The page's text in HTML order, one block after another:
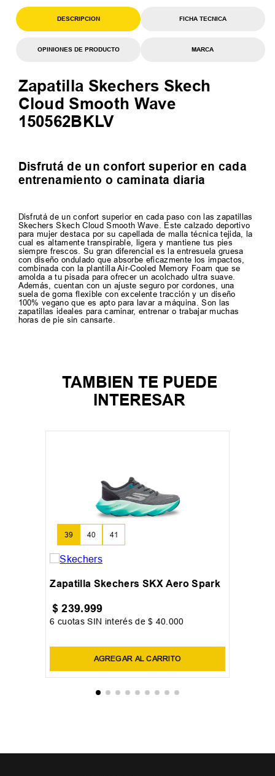
DESCRIPCION FICHA TECNICA
OPINIONES DE PRODUCTO MARCA
Zapatilla Skechers Skech
Cloud Smooth Wave
150562BKLV
Disfrutá de un confort superior en cada
entrenamiento o caminata diaria
Disfrutá de un confort superior en cada paso con las zapatillas
Skechers Skech Cloud Smooth Wave. Este calzado deportivo
para mujer destaca por su capellada de malla técnica tejida, la
cual es altamente transpirable, ligera y mantiene tus pies
siempre frescos. Su gran diferencial es la entresuela gruesa
con diseño ondulado que absorbe eficazmente los impactos,
combinada con la plantilla Air-Cooled Memory Foam que se
amolda a tu pisada para ofrecer un acolchado ultra suave.
Además, cuentan con un ajuste seguro por cordones, una
suela de goma flexible con excelente tracción y un diseño
100% vegano que es apto para lavar a máquina. Son las
zapatillas ideales para caminar, entrenar o trabajar muchas
horas de pie sin cansarte.
TAMBIEN TE PUEDE
INTERESAR
39 40 41
Zapatilla Skechers SKX Aero Spark
$ 239.999
6 cuotas SIN interés de$ 40.000
VIERON